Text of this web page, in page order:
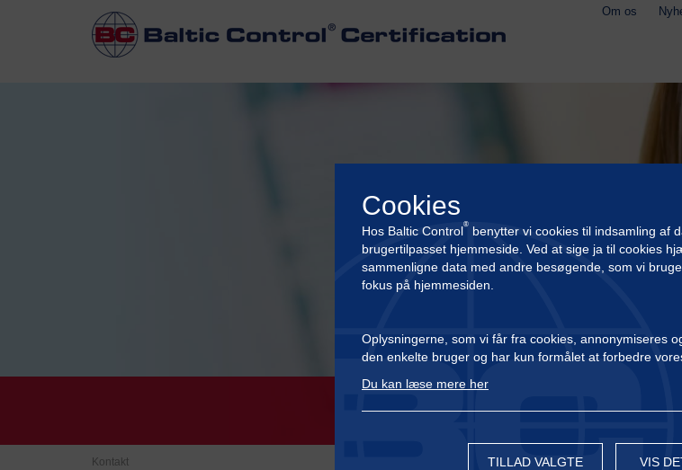
KONTAKT
Kontakt
Om os
Cookies
Hos Baltic Control® benytter vi cookies til indsamling af
brugertilpasset hjemmeside. Ved at sige ja til cookies
sammenligne data med andre besøgende, som vi
fokus på hjemmesiden.
Oplysningerne, som vi får fra cookies, annonymiseres
den enkelte bruger og har kun formålet at forbedre
Du kan læse mere her
TILLAD VALGTE VIS